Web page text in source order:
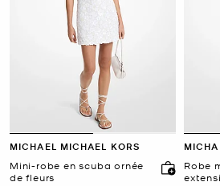
MICHAEL MICHAEL KORS
Mini-robe en scuba ornée
de fleurs
Robe